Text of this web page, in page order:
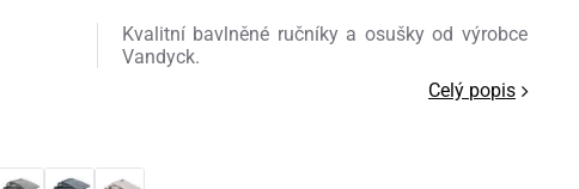
Kvalitní bavlněné ručníky a osušky od výrobce
Vandyck.
Celý popis